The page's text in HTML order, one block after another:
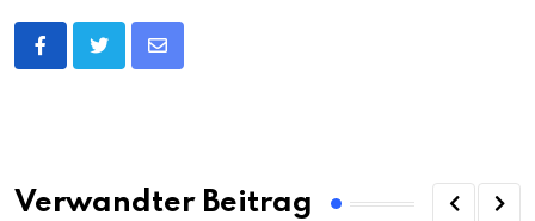
Share
Verwandter Beitrag